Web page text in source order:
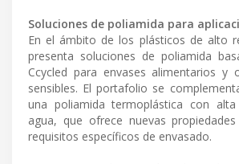
Soluciones de poliamida para
En el ámbito de los plásticos de alto
presenta soluciones de poliamida
Ccycled para envases alimentarios y
sensibles. El portafolio se
una poliamida termoplástica con alta
agua, que ofrece nuevas
requisitos específicos de envasado.